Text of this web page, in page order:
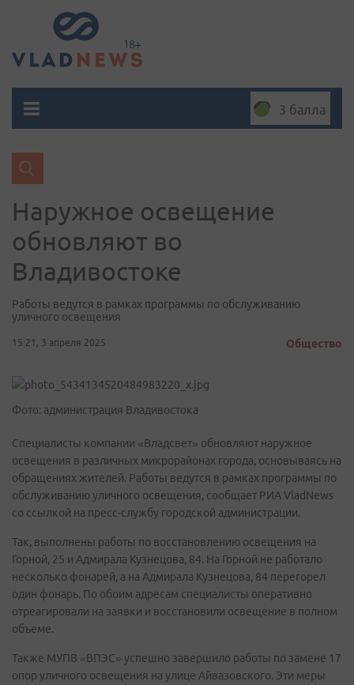
3 балла
Наружное освещение
обновляют во
Владивостоке
Работы ведутся в рамках программы по обслуживанию
уличного освещения
15:21, 3 апреля 2025 Общество
Фото: администрация Владивостока
Специалисты компании «Владсвет» обновляют наружное
освещения в различных микрорайонах города, основываясь на
обращениях жителей. Работы ведутся в рамках программы по
обслуживанию уличного освещения, сообщает РИА VladNews
со ссылкой на пресс-службу городской администрации.
Так, выполнены работы по восстановлению освещения на
Горной, 25 и Адмирала Кузнецова, 84. На Горной не работало
несколько фонарей, а на Адмирала Кузнецова, 84 перегорел
один фонарь. По обоим адресам специалисты оперативно
отреагировали на заявки и восстановили освещение в полном
объеме.
Также МУПВ «ВПЭС» успешно завершило работы по замене 17
опор уличного освещения на улице Айвазовского. Эти меры